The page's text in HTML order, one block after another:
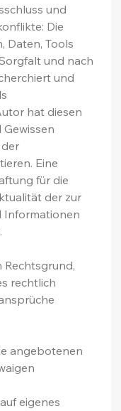
und
Die
Daten, Tools
und nach
und
hat diesen
Eine
für die
der zur
Informationen
Rechtsgrund,
rechtlich
angebotenen
eigenes